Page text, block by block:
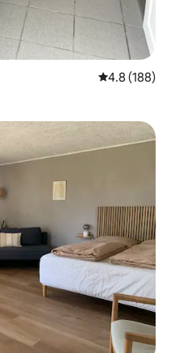
5 पैकी 4.8
4.8 (188)